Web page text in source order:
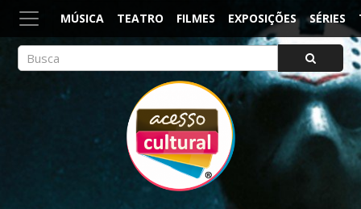
MÚSICA TEATRO FILMES EXPOSIÇÕES SÉRIES